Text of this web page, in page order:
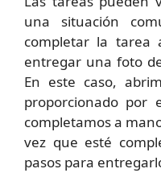
una situación
completar la tarea
entregar una foto
En este caso,
proporcionado por
completamos a
vez que esté
pasos para